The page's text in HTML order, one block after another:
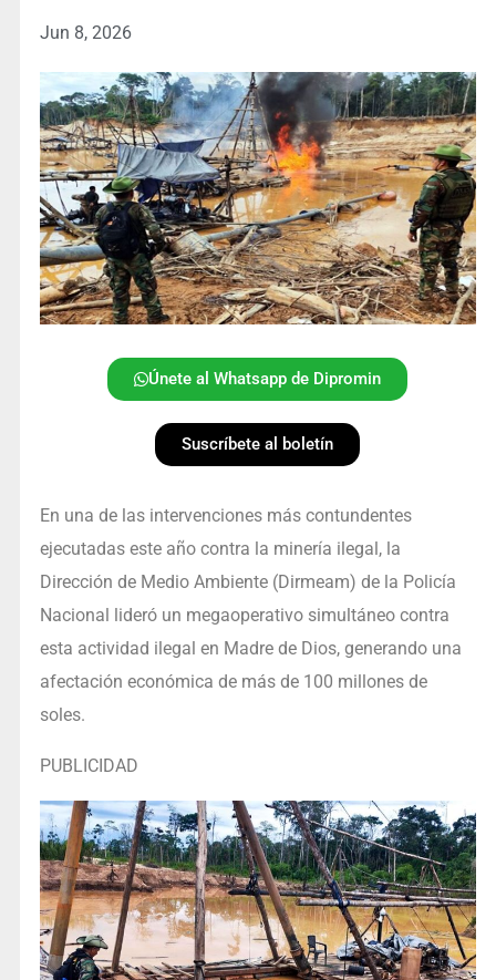
Jun 8, 2026
Únete al Whatsapp de Dipromin
Suscríbete al boletín
En una de las intervenciones más contundentes
ejecutadas este año contra la minería ilegal, la
Dirección de Medio Ambiente (Dirmeam) de la Policía
Nacional lideró un megaoperativo simultáneo contra
esta actividad ilegal en Madre de Dios, generando una
afectación económica de más de 100 millones de
soles.
PUBLICIDAD